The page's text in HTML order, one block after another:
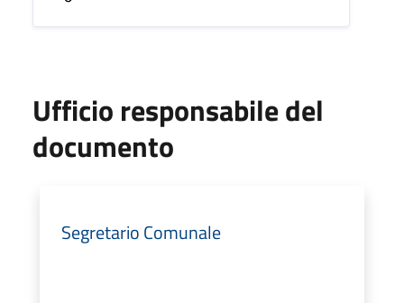
Ufficio responsabile del
documento
Segretario Comunale